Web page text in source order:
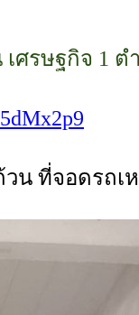
ศรษฐกิจ 1
น ที่จอดรถ